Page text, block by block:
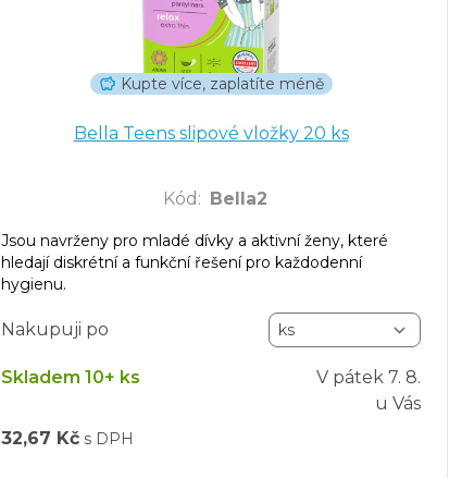
Kupte více, zaplatíte méně
Bella Teens slipové vložky 20 ks
Kód : Bella2
Jsou navrženy pro mladé dívky a aktivní ženy, které
hledají diskrétní a funkční řešení pro každodenní
hygienu.
Nakupuji po
Skladem 10+ ks V pátek 7. 8.
u Vás
32,67 Kč s DPH